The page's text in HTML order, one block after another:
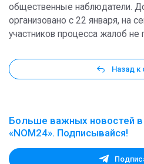
общественные наблюдатели.
организовано с 22 января, на
участников процесса жалоб не
Назад к
Больше важных новостей в
«NOM24». Подписывайся!